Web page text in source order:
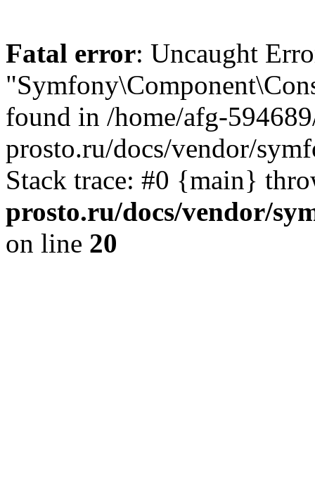
Fatal error: Uncaught
found in /home/afg-
prosto.ru/docs/vendor/
Stack trace: #0 {main}
prosto.ru/docs/vendor/
on line 20